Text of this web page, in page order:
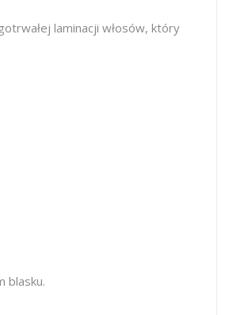
laminacji włosów, który
blasku.